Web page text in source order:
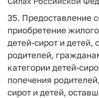
35. Предоставление
приобретение
детей-сирот и детей,
родителей,
категории детей-
попечения
сирот и детей,